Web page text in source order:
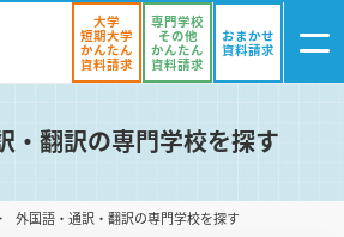
グイン
登録
気になる 資料リスト
す
大学
短期大学
かんたん
資料請求
専門学校
その他
かんたん
資料請求
おまかせ
資料請求
・翻訳の専門学校を探す
外国語・通訳・翻訳の専門学校を探す